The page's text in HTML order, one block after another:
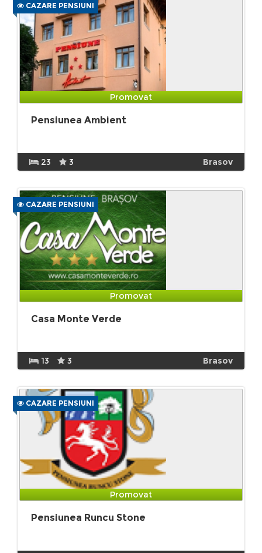
CAZARE PENSIUNI
Promovat
Pensiunea Ambient
23 3 Brasov
CAZARE PENSIUNI
Promovat
Casa Monte Verde
13 3 Brasov
CAZARE PENSIUNI
Promovat
Pensiunea Runcu Stone